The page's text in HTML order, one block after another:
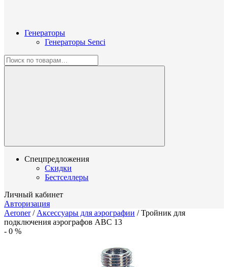
Генераторы
Генераторы Senci
Спецпредложения
Скидки
Бестселлеры
Личный кабинет
Авторизация
Aeroner/ Аксессуары для аэрографии /Тройник для
подключения аэрографов ABC 13
- 0 %